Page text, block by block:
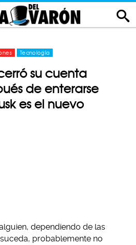
Tecnología
su cuenta
de enterarse
es el nuevo
dependiendo de las
probablemente no